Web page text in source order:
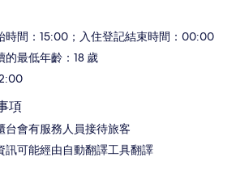
時間：15:00；入住登記結束時間：00:00
的最低年齡：18 歲
項
台會有服務人員接待旅客
訊可能經由自動翻譯工具翻譯